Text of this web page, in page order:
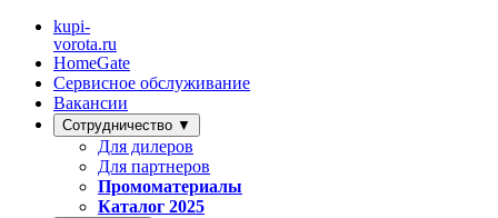
kupi-
vorota.ru
HomeGate
Сервисное обслуживание
Вакансии
Сотрудничество ▼
Для дилеров
Для партнеров
Промоматериалы
Каталог 2025